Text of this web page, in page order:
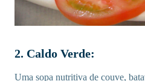
2. Caldo Verde:
Uma sopa nutritiva de couve,